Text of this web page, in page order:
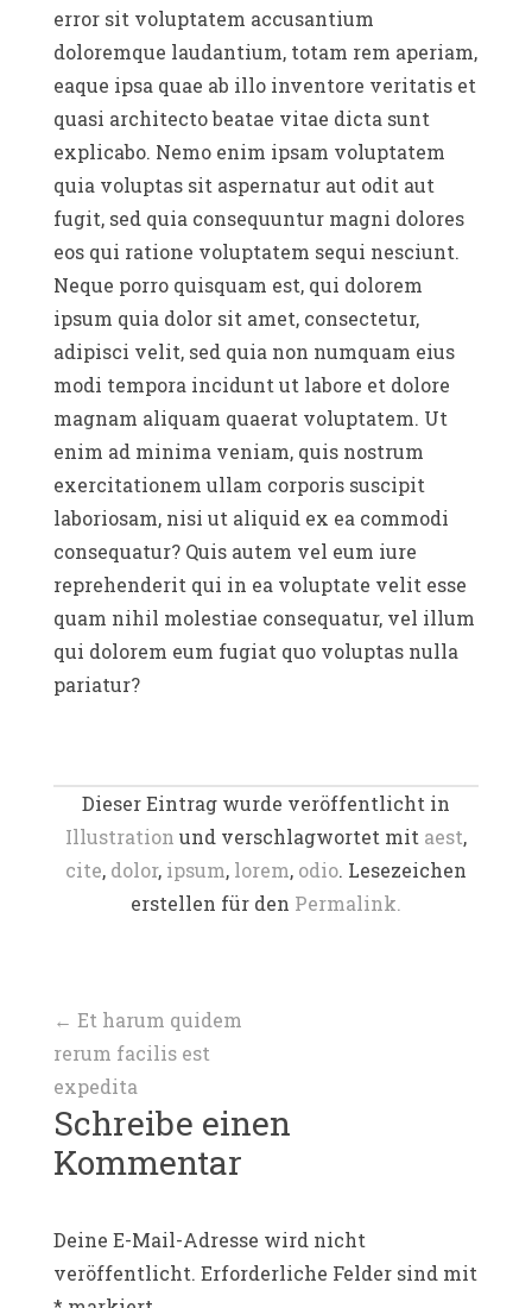
error sit voluptatem accusantium
doloremque laudantium, totam rem aperiam,
eaque ipsa quae ab illo inventore veritatis et
quasi architecto beatae vitae dicta sunt
explicabo. Nemo enim ipsam voluptatem
quia voluptas sit aspernatur aut odit aut
fugit, sed quia consequuntur magni dolores
eos qui ratione voluptatem sequi nesciunt.
Neque porro quisquam est, qui dolorem
ipsum quia dolor sit amet, consectetur,
adipisci velit, sed quia non numquam eius
modi tempora incidunt ut labore et dolore
magnam aliquam quaerat voluptatem. Ut
enim ad minima veniam, quis nostrum
exercitationem ullam corporis suscipit
laboriosam, nisi ut aliquid ex ea commodi
consequatur? Quis autem vel eum iure
reprehenderit qui in ea voluptate velit esse
quam nihil molestiae consequatur, vel illum
qui dolorem eum fugiat quo voluptas nulla
pariatur?
Dieser Eintrag wurde veröffentlicht in
Illustration und verschlagwortet mit aest,
cite, dolor, ipsum, lorem, odio. Lesezeichen
erstellen für den Permalink.
Beitragsnavigation
← Et harum quidem
rerum facilis est
expedita
Schreibe einen
Kommentar
Deine E-Mail-Adresse wird nicht
veröffentlicht. Erforderliche Felder sind mit